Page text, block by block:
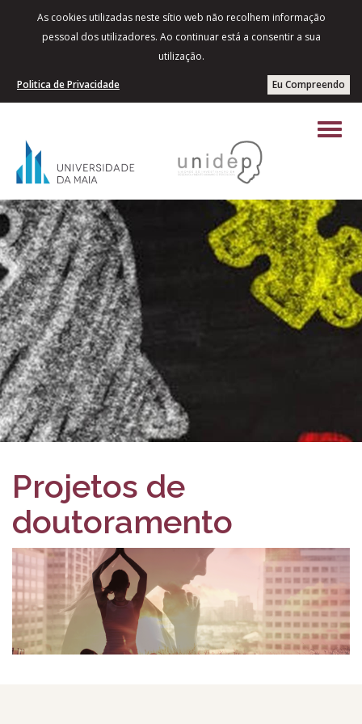
As cookies utilizadas neste sítio web não recolhem informação
pessoal dos utilizadores. Ao continuar está a consentir a sua
utilização.
Eu Compreendo
Politica de Privacidade
Projetos de
doutoramento